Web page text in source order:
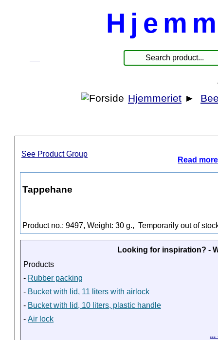
Hjemmeriet ►
See Product Group
Read
Tappehane
Product no.: 9497, Weight: 30 g., Temporarily out of
Looking for inspiration? -
Products
- Rubber packing
- Bucket with lid, 11 liters with airlock
- Bucket with lid, 10 liters, plastic handle
- Air lock